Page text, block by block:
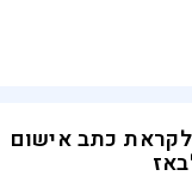
המוצג בסדרה "שתולה"
כתב אישום